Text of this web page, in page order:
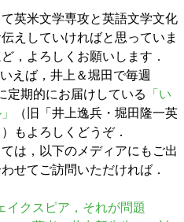
英米文学専攻と英語文学文化
えしていければと思っていま
，よろしくお願いします．
えば，井上＆堀田で毎週
定期的にお届けしている
「い
（旧「井上逸兵・堀田隆一英
もよろしくどうぞ．
は，以下のメディアにもご出
せてご訪問いただければ．
イクスピア，それが問題